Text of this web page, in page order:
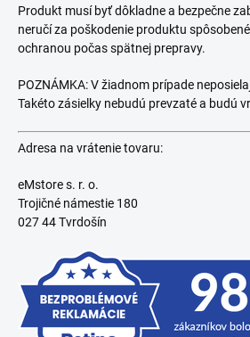
Produkt musí byť dôkladne a bezpečne
neručí za poškodenie produktu
ochranou počas spätnej prepravy.
POZNÁMKA: V žiadnom prípade
Takéto zásielky nebudú prevzaté a budú
Adresa na vrátenie tovaru:
eMstore s. r. o.
Trojičné námestie 180
027 44 Tvrdošín